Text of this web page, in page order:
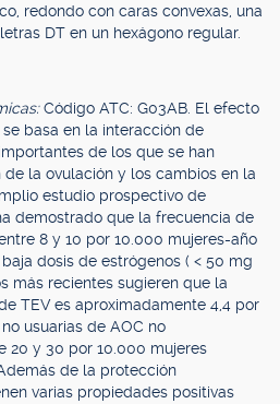
redondo con caras convexas, una
DT en un hexágono regular.
Código ATC: G03AB. El efecto
basa en la interacción de
de los que se han
la ovulación y los cambios en la
estudio prospectivo de
demostrado que la frecuencia de
8 y 10 por 10.000 mujeres-año
dosis de estrógenos ( < 50 mg
más recientes sugieren que la
TEV es aproximadamente 4,4 por
usuarias de AOC no
20 y 30 por 10.000 mujeres
de la protección
varias propiedades positivas